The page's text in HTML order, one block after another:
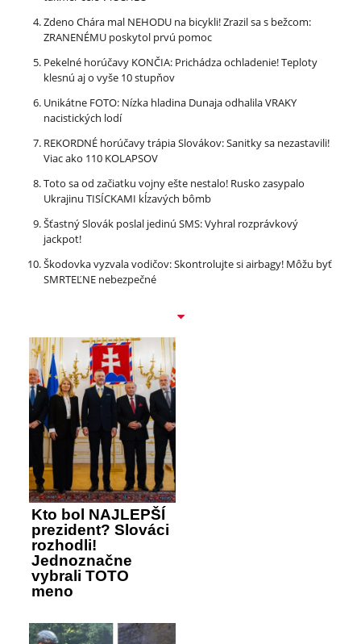
Zdeno Chára mal NEHODU na bicykli! Zrazil sa s bežcom:
ZRANENÉMU poskytol prvú pomoc
Pekelné horúčavy KONČIA: Prichádza ochladenie! Teploty
klesnú aj o vyše 10 stupňov
Unikátne FOTO: Nízka hladina Dunaja odhalila VRAKY
nacistických lodí
REKORDNÉ horúčavy trápia Slovákov: Sanitky sa nezastavili!
Viac ako 110 KOLAPSOV
Toto sa od začiatku vojny ešte nestalo! Rusko zasypalo
Ukrajinu TISÍCKAMI kĺzavých bômb
Šťastný Slovák poslal jedinú SMS: Vyhral rozprávkový
jackpot!
Škodovka vyzvala vodičov: Skontrolujte si airbagy! Môžu byť
SMRTEĽNE nebezpečné
Kto bol NAJLEPŠÍ
prezident? Slováci
rozhodli!
Jednoznačne
vybrali TOTO
meno